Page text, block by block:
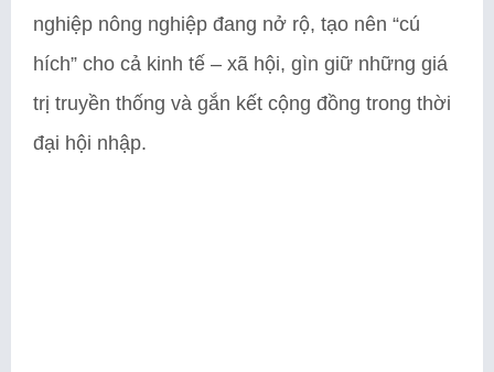
nghiệp nông nghiệp đang nở rộ, tạo nên “cú
hích” cho cả kinh tế – xã hội, gìn giữ những giá
trị truyền thống và gắn kết cộng đồng trong thời
đại hội nhập.